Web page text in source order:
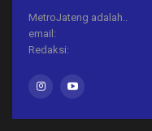
MetroJateng adalah..
email:
Redaksi: